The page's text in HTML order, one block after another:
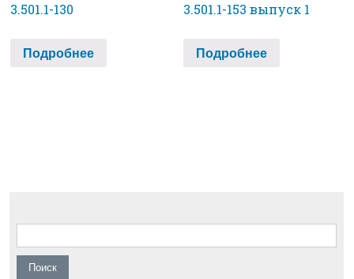
3.501.1-130
Подробнее
3.501.1-153 выпуск 1
Подробнее
Найти: